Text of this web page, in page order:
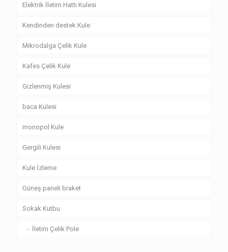
Elektrik İletim Hattı Kulesi
Kendinden destek Kule
Mikrodalga Çelik Kule
Kafes Çelik Kule
Gizlenmiş Kulesi
baca Kulesi
monopol Kule
Gergili Kulesi
Kule İzleme
Güneş paneli braket
Sokak Kutbu
İletim Çelik Pole